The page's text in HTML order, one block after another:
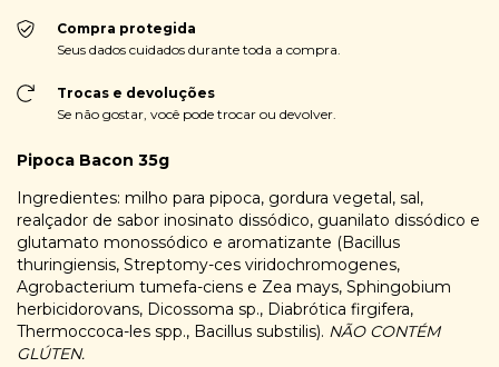
Compra protegida
Seus dados cuidados durante toda a compra.
Trocas e devoluções
Se não gostar, você pode trocar ou devolver.
Pipoca Bacon 35g
Ingredientes: milho para pipoca, gordura vegetal, sal,
realçador de sabor inosinato dissódico, guanilato dissódico e
glutamato monossódico e aromatizante (Bacillus
thuringiensis, Streptomy-ces viridochromogenes,
Agrobacterium tumefa-ciens e Zea mays, Sphingobium
herbicidorovans, Dicossoma sp., Diabrótica firgifera,
Thermoccoca-les spp., Bacillus substilis). NÃO CONTÉM
GLÚTEN.